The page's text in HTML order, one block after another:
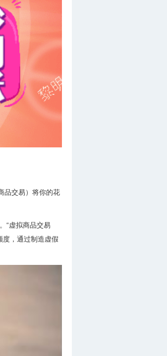
品交易）将你的花
“虚拟商品交易
度，通过制造虚假